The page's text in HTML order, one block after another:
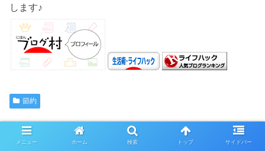
します♪
節約
スポンサーリンク
メニュー ホーム 検索 トップ サイドバー